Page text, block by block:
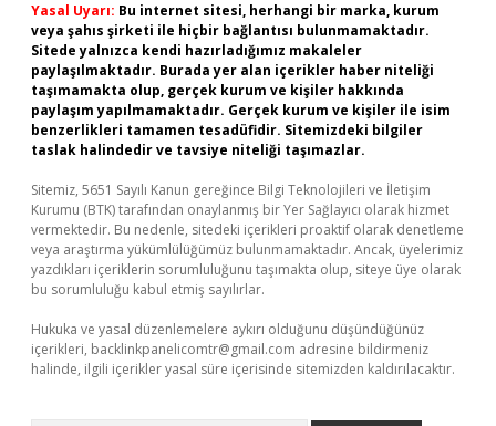
Yasal Uyarı: Bu internet sitesi, herhangi bir marka, kurum
veya şahıs şirketi ile hiçbir bağlantısı bulunmamaktadır.
Sitede yalnızca kendi hazırladığımız makaleler
paylaşılmaktadır. Burada yer alan içerikler haber niteliği
taşımamakta olup, gerçek kurum ve kişiler hakkında
paylaşım yapılmamaktadır. Gerçek kurum ve kişiler ile isim
benzerlikleri tamamen tesadüfidir. Sitemizdeki bilgiler
taslak halindedir ve tavsiye niteliği taşımazlar.
Sitemiz, 5651 Sayılı Kanun gereğince Bilgi Teknolojileri ve İletişim
Kurumu (BTK) tarafından onaylanmış bir Yer Sağlayıcı olarak hizmet
vermektedir. Bu nedenle, sitedeki içerikleri proaktif olarak denetleme
veya araştırma yükümlülüğümüz bulunmamaktadır. Ancak, üyelerimiz
yazdıkları içeriklerin sorumluluğunu taşımakta olup, siteye üye olarak
bu sorumluluğu kabul etmiş sayılırlar.
Hukuka ve yasal düzenlemelere aykırı olduğunu düşündüğünüz
içerikleri, backlinkpanelicomtr@gmail.com adresine bildirmeniz
halinde, ilgili içerikler yasal süre içerisinde sitemizden kaldırılacaktır.